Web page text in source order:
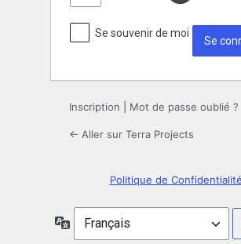
Se souvenir de moi
Inscription Mot de passe oublié ?
← Aller sur Terra Projects
Politique de Confidentialité
Langue